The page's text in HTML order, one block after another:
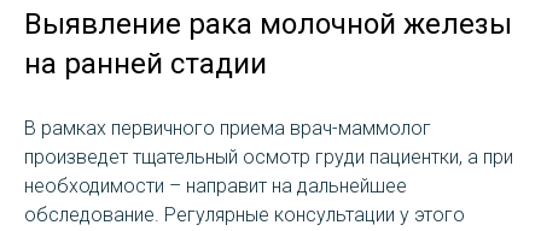
Выявление рака молочной железы
на ранней стадии
В рамках первичного приема врач-маммолог
произведет тщательный осмотр груди пациентки, а при
необходимости – направит на дальнейшее
обследование. Регулярные консультации у этого